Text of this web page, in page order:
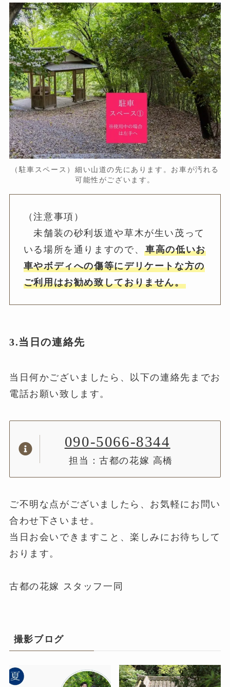
（駐車スペース）細い山道の先にあります。お車が汚れる
可能性がございます。
（注意事項）
未舗装の砂利坂道や草木が生い茂って
いる場所を通りますので、車高の低いお
車やボディへの傷等にデリケートな方の
ご利用はお勧め致しておりません。
3.当日の連絡先
当日何かございましたら、以下の連絡先までお
電話お願い致します。
090-5066-8344
担当：古都の花嫁 高橋
ご不明な点がございましたら、お気軽にお問い
合わせ下さいませ。
当日お会いできますこと、楽しみにお待ちして
おります。
古都の花嫁 スタッフ一同
撮影ブログ